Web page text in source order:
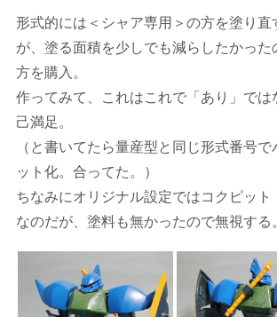
形式的には＜シャア専用＞の方を塗り直
が、塗る面積を少しでも減らしたかっ
方を購入。
作ってみて、これはこれで「あり」では
己満足。
（と書いてたら量産型と同じ形式番号
ット化。合ってた。）
ちなみにオリジナル設定ではコクピッ
なのだが、塗料も無かったので無視する。